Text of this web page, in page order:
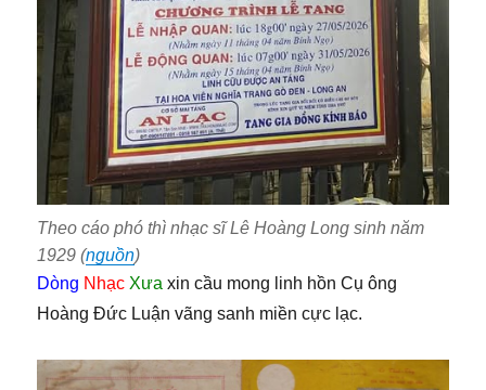
Theo cáo phó thì nhạc sĩ Lê Hoàng Long sinh năm
1929 (nguồn)
Dòng Nhạc Xưa xin cầu mong linh hồn Cụ ông
Hoàng Đức Luận vãng sanh miền cực lạc.